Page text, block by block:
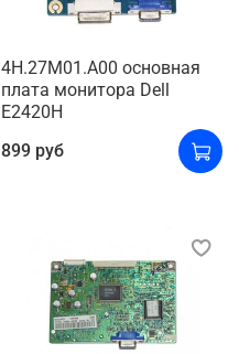
4H.27M01.A00 основная
плата монитора Dell
E2420H
899 руб